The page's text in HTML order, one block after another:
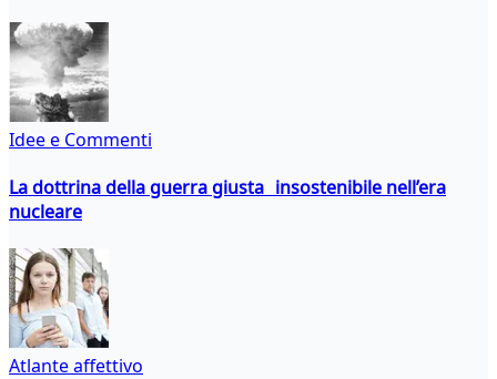
Idee e Commenti
La dottrina della guerra giusta insostenibile nell’era
nucleare
Atlante affettivo